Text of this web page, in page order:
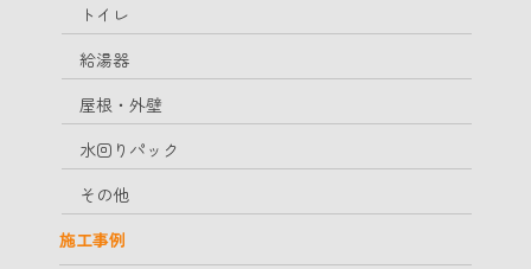
トイレ
給湯器
屋根・外壁
水回りパック
その他
施工事例